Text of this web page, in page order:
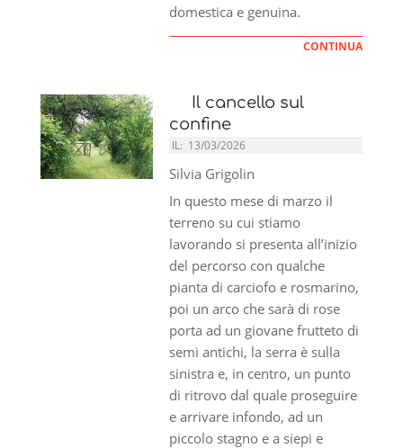
domestica e genuina.
CONTINUA
Il cancello sul
confine
IL: 13/03/2026
Silvia Grigolin
In questo mese di marzo il
terreno su cui stiamo
lavorando si presenta all’inizio
del percorso con qualche
pianta di carciofo e rosmarino,
poi un arco che sarà di rose
porta ad un giovane frutteto di
semi antichi, la serra è sulla
sinistra e, in centro, un punto
di ritrovo dal quale proseguire
e arrivare infondo, ad un
piccolo stagno e a siepi e